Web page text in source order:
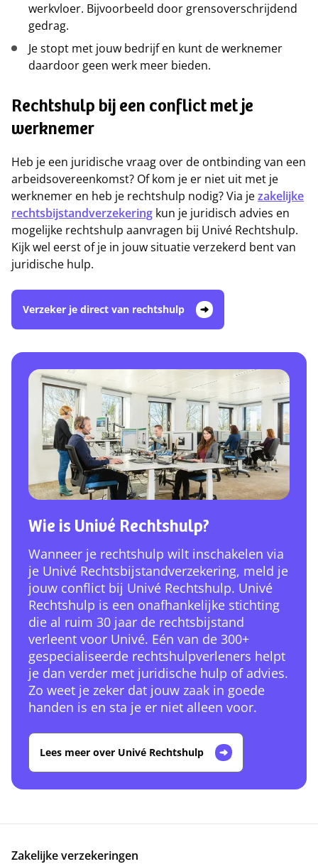
werkvloer. Bijvoorbeeld door grensoverschrijdend
gedrag.
Je stopt met jouw bedrijf en kunt de werknemer
daardoor geen werk meer bieden.
Rechtshulp bij een conflict met je
werknemer
Heb je een juridische vraag over de ontbinding van een
arbeidsovereenkomst? Of kom je er niet uit met je
werknemer en heb je rechtshulp nodig? Via jezakelijke
rechtsbijstandverzekering kun je juridisch advies en
mogelijke rechtshulp aanvragen bij Univé Rechtshulp.
Kijk wel eerst of je in jouw situatie verzekerd bent van
juridische hulp.
Verzeker je direct van rechtshulp
Wie is Univé Rechtshulp?
Wanneer je rechtshulp wilt inschakelen via
je Univé Rechtsbijstandverzekering, meld je
jouw conflict bij Univé Rechtshulp. Univé
Rechtshulp is een onafhankelijke stichting
die al ruim 30 jaar de rechtsbijstand
verleent voor Univé. Eén van de 300+
gespecialiseerde rechtshulpverleners helpt
je dan verder met juridische hulp of advies.
Zo weet je zeker dat jouw zaak in goede
handen is en sta je er niet alleen voor.
Lees meer over Univé Rechtshulp
Zakelijke verzekeringen